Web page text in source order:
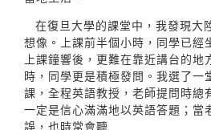
在復旦大學的課堂中，我發現大
想像。上課前半個小時，同學已經
上課鐘響後，更難在靠近講台的
時，同學更是積極發問。我選了一
課，全程英語教授，老師提問時總
一定是信心滿滿地以英語答題；當
誤，也時常會聽